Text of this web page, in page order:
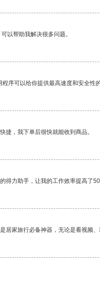
以帮助我解决很多问题。
序可以给你提供最高速度和安全性
捷，我下单后很快就能收到商品。
得力助手，让我的工作效率提高了
居家旅行必备神器，无论是看视频